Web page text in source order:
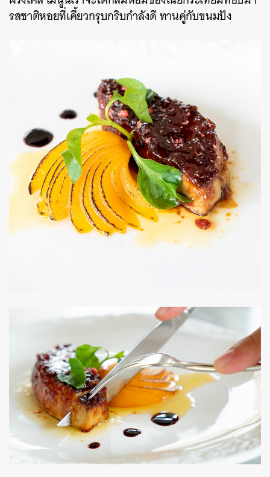
รสชาติหอยที่เคี้ยวกรุบกริบกำลังดี ทานคู่กับขนมปัง